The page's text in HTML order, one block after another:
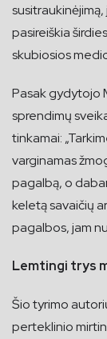
pasireiškia
skubiosios
Pasak gydytojo
sprendimų
tinkamai:
varginamas
pagalbą, o
keletą savaičių
pagalbos, jam
Lemtingi trys
Šio tyrimo
perteklinio